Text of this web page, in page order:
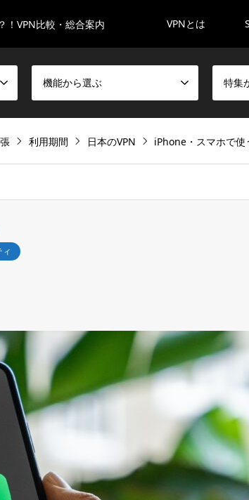
！VPN比較・総合案内 VPNとは
機能から選ぶ 特集
利用期間 日本のVPN iPhone・スマホで使